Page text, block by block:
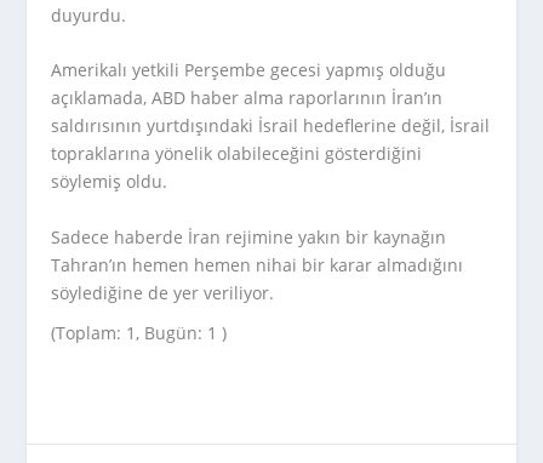
duyurdu.
Amerikalı yetkili Perşembe gecesi yapmış olduğu
açıklamada, ABD haber alma raporlarının İran’ın
saldırısının yurtdışındaki İsrail hedeflerine değil, İsrail
topraklarına yönelik olabileceğini gösterdiğini
söylemiş oldu.
Sadece haberde İran rejimine yakın bir kaynağın
Tahran’ın hemen hemen nihai bir karar almadığını
söylediğine de yer veriliyor.
(Toplam: 1, Bugün: 1 )